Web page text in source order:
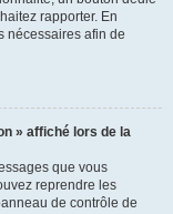
rapporter. En
nécessaires afin de
» affiché lors de la
que vous
reprendre les
de contrôle de